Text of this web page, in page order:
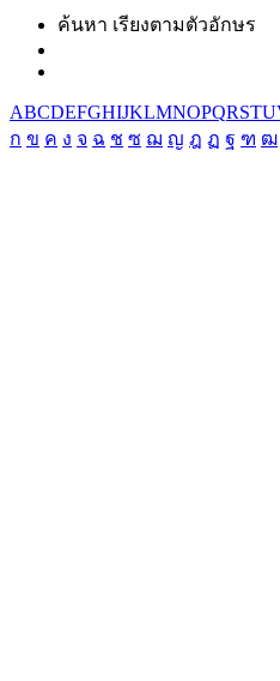
ค้นหา เรียงตามตัวอักษร
ABCDEFGHIJKLMNOPQRSTU
ก ข ค ง จ ฉ ช ซ ฌ ญ ฎ ฏ ฐ ฑ ฒ